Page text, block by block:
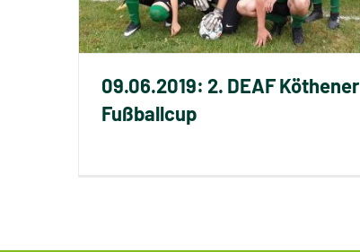
09.06.2019: 2. DEAF Köthener
Fußballcup